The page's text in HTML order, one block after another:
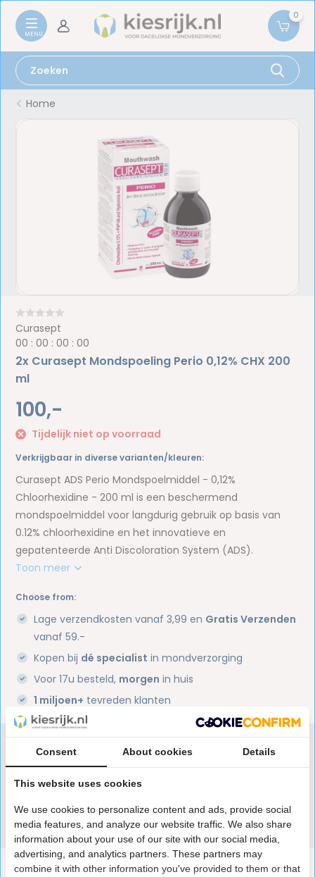
0
Home
Curasept
00 :00 :00 :00
2x Curasept Mondspoeling Perio 0,12% CHX 200
ml
100,-
Tijdelijk niet op voorraad
Verkrijgbaar in diverse varianten/kleuren:
Curasept ADS Perio Mondspoelmiddel - 0,12%
Chloorhexidine - 200 ml is een beschermend
mondspoelmiddel voor langdurig gebruik op basis van
0.12% chloorhexidine en het innovatieve en
gepatenteerde Anti Discoloration System (ADS).
Toon meer
Choose from:
Lage verzendkosten vanaf 3,99 en Gratis Verzenden
vanaf 59.-
Kopen bij dé specialist in mondverzorging
Voor 17u besteld, morgen in huis
1 miljoen+ tevreden klanten
Productomschrijving
Heb je een vraag over dit product?
Onze specialisten helpen je graag! Spreek ons aan
in de chat of stuur een e-mail.
Stuur e-mail
Consent About cookies Details
This website uses cookies
We use cookies to personalize content and ads, provide social
media features, and analyze our website traffic. We also share
information about your use of our site with our social media,
advertising, and analytics partners. These partners may
combine it with other information you've provided to them or that